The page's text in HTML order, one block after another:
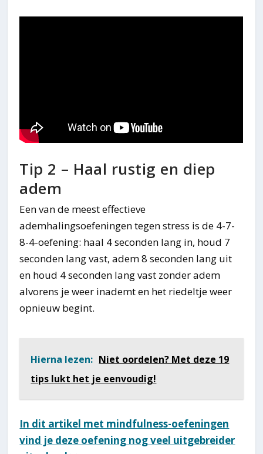
Tip 2 – Haal rustig en diep
adem
Een van de meest effectieve
ademhalingsoefeningen tegen stress is de 4-7-
8-4-oefening: haal 4 seconden lang in, houd 7
seconden lang vast, adem 8 seconden lang uit
en houd 4 seconden lang vast zonder adem
alvorens je weer inademt en het riedeltje weer
opnieuw begint.
Hierna lezen: Niet oordelen? Met deze 19
tips lukt het je eenvoudig!
In dit artikel met mindfulness-oefeningen
vind je deze oefening nog veel uitgebreider